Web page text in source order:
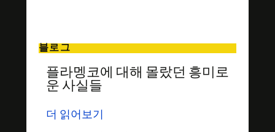
블로그
플라멩코에 대해 몰랐던 흥미로
운 사실들
더 읽어보기